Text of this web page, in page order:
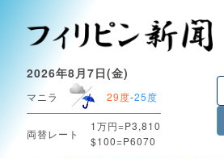
2026年8月7日(金)
マニラ 29度-25度
両替レート
1万円=P3,810
$100=P6070